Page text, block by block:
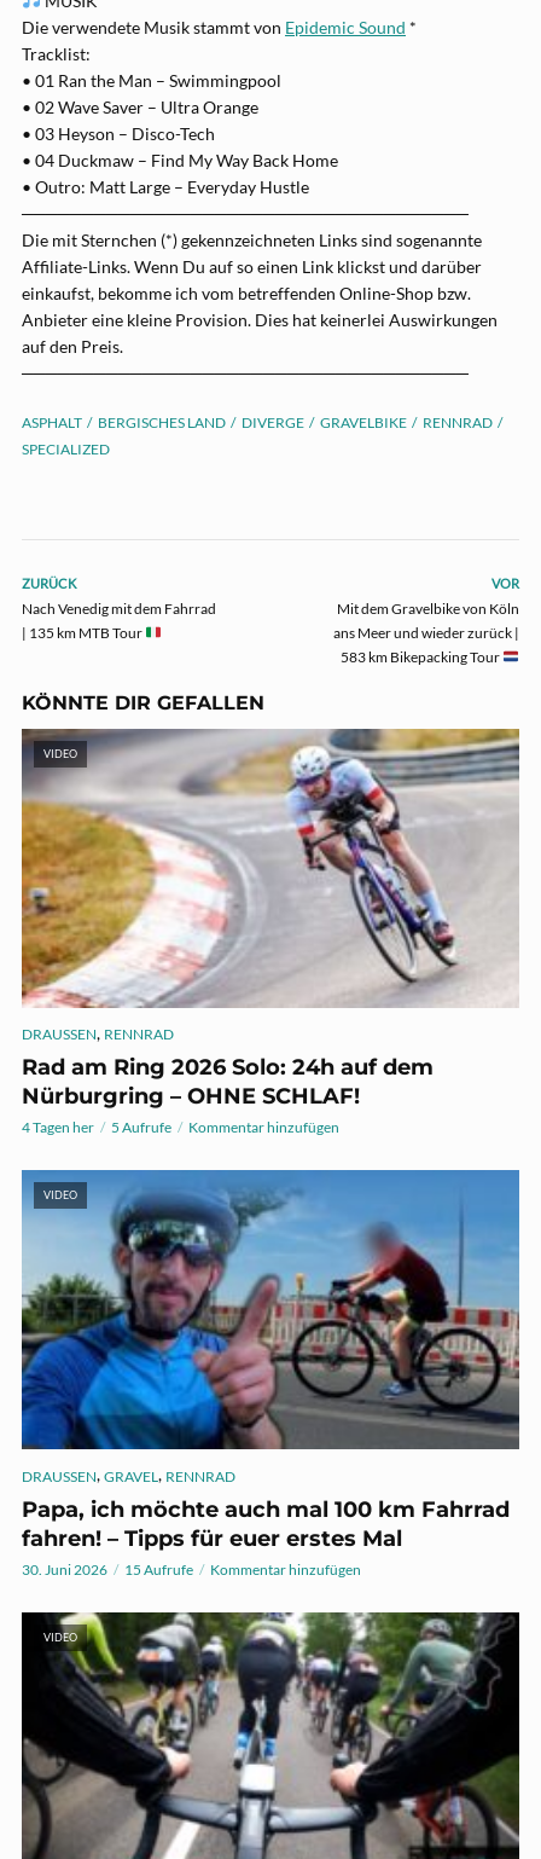
Die verwendete Musik stammt von Epidemic Sound *
Tracklist:
• 01 Ran the Man – Swimmingpool
• 02 Wave Saver – Ultra Orange
• 03 Heyson – Disco-Tech
• 04 Duckmaw – Find My Way Back Home
• Outro: Matt Large – Everyday Hustle
─────────────────────────────────────
Die mit Sternchen (*) gekennzeichneten Links sind sogenannte
Affiliate-Links. Wenn Du auf so einen Link klickst und darüber
einkaufst, bekomme ich vom betreffenden Online-Shop bzw.
Anbieter eine kleine Provision. Dies hat keinerlei Auswirkungen
auf den Preis.
─────────────────────────────────────
ASPHALT BERGISCHES LAND DIVERGE GRAVELBIKE
RENNRAD
SPECIALIZED
ZURÜCK
Nach Venedig mit dem Fahrrad
| 135 km MTB Tour
VOR
Mit dem Gravelbike von Köln
ans Meer und wieder zurück |
583 km Bikepacking Tour
KÖNNTE DIR GEFALLEN
VIDEO
DRAUSSEN, RENNRAD
Rad am Ring 2026 Solo: 24h auf dem
Nürburgring – OHNE SCHLAF!
4 Tagen her 5 Aufrufe Kommentar hinzufügen
VIDEO
DRAUSSEN, GRAVEL , RENNRAD
Papa, ich möchte auch mal 100 km Fahrrad
fahren! – Tipps für euer erstes Mal
30. Juni 2026 15 Aufrufe Kommentar hinzufügen
VIDEO